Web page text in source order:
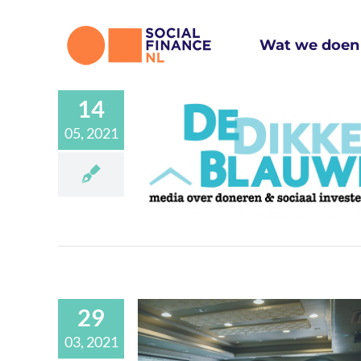
Wat we doen
14
05, 2021
webinar ‘Een
impact’
29
03, 2021